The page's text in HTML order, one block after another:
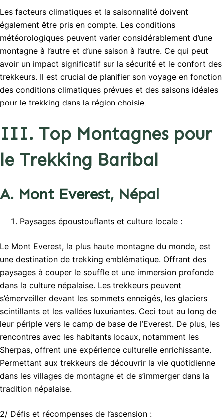
Les facteurs climatiques et la saisonnalité doivent
également être pris en compte. Les conditions
météorologiques peuvent varier considérablement d’une
montagne à l’autre et d’une saison à l’autre. Ce qui peut
avoir un impact significatif sur la sécurité et le confort des
trekkeurs. Il est crucial de planifier son voyage en fonction
des conditions climatiques prévues et des saisons idéales
pour le trekking dans la région choisie.
III. Top Montagnes pour
le Trekking Baribal
A. Mont Everest, Népal
Paysages époustouflants et culture locale :
Le Mont Everest, la plus haute montagne du monde, est
une destination de trekking emblématique. Offrant des
paysages à couper le souffle et une immersion profonde
dans la culture népalaise. Les trekkeurs peuvent
s’émerveiller devant les sommets enneigés, les glaciers
scintillants et les vallées luxuriantes. Ceci tout au long de
leur périple vers le camp de base de l’Everest. De plus, les
rencontres avec les habitants locaux, notamment les
Sherpas, offrent une expérience culturelle enrichissante.
Permettant aux trekkeurs de découvrir la vie quotidienne
dans les villages de montagne et de s’immerger dans la
tradition népalaise.
2/ Défis et récompenses de l’ascension :